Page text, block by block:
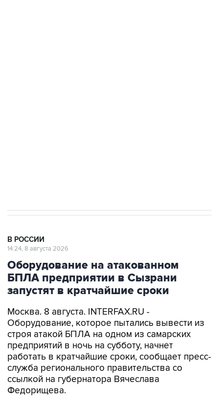
В РОССИИ
14:24, 8 августа 2026
Оборудование на атакованном
БПЛА предприятии в Сызрани
запустят в кратчайшие сроки
Москва. 8 августа. INTERFAX.RU -
Оборудование, которое пытались вывести из
строя атакой БПЛА на одном из самарских
предприятий в ночь на субботу, начнет
работать в кратчайшие сроки, сообщает пресс-
служба регионального правительства со
ссылкой на губернатора Вячеслава
Федорищева.